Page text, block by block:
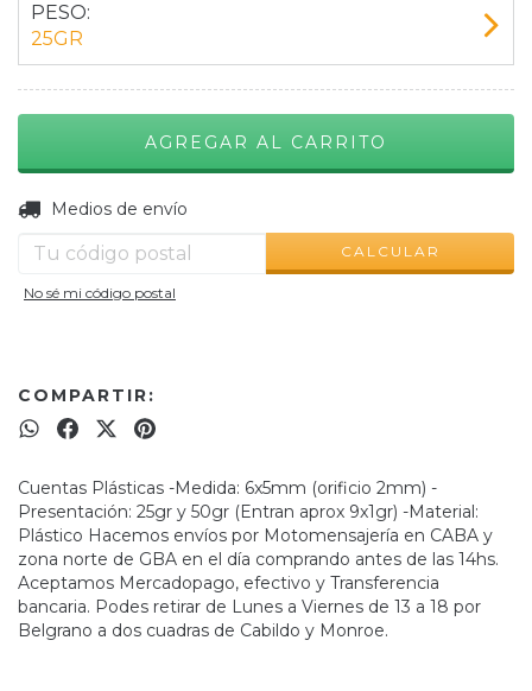
PESO:
25GR
Entregas para el CP:
Medios de envío
CALCULAR
No sé mi código postal
COMPARTIR:
Cuentas Plásticas -Medida: 6x5mm (orificio 2mm) -
Presentación: 25gr y 50gr (Entran aprox 9x1gr) -Material:
Plástico Hacemos envíos por Motomensajería en CABA y
zona norte de GBA en el día comprando antes de las 14hs.
Aceptamos Mercadopago, efectivo y Transferencia
bancaria. Podes retirar de Lunes a Viernes de 13 a 18 por
Belgrano a dos cuadras de Cabildo y Monroe.